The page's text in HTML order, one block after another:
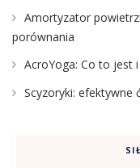
Amortyzator
porównania
AcroYoga: Co to jest
Scyzoryki: efektywne